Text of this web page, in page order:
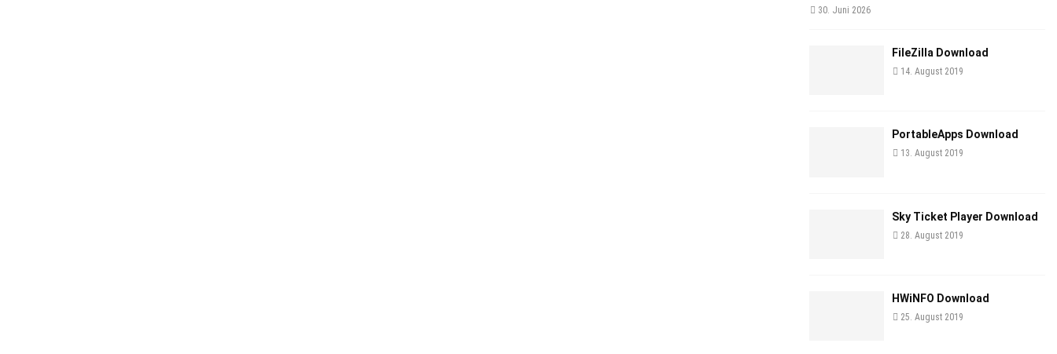
30. Juni 2026
FileZilla Download
14. August 2019
PortableApps Download
13. August 2019
Sky Ticket Player Download
28. August 2019
HWiNFO Download
25. August 2019